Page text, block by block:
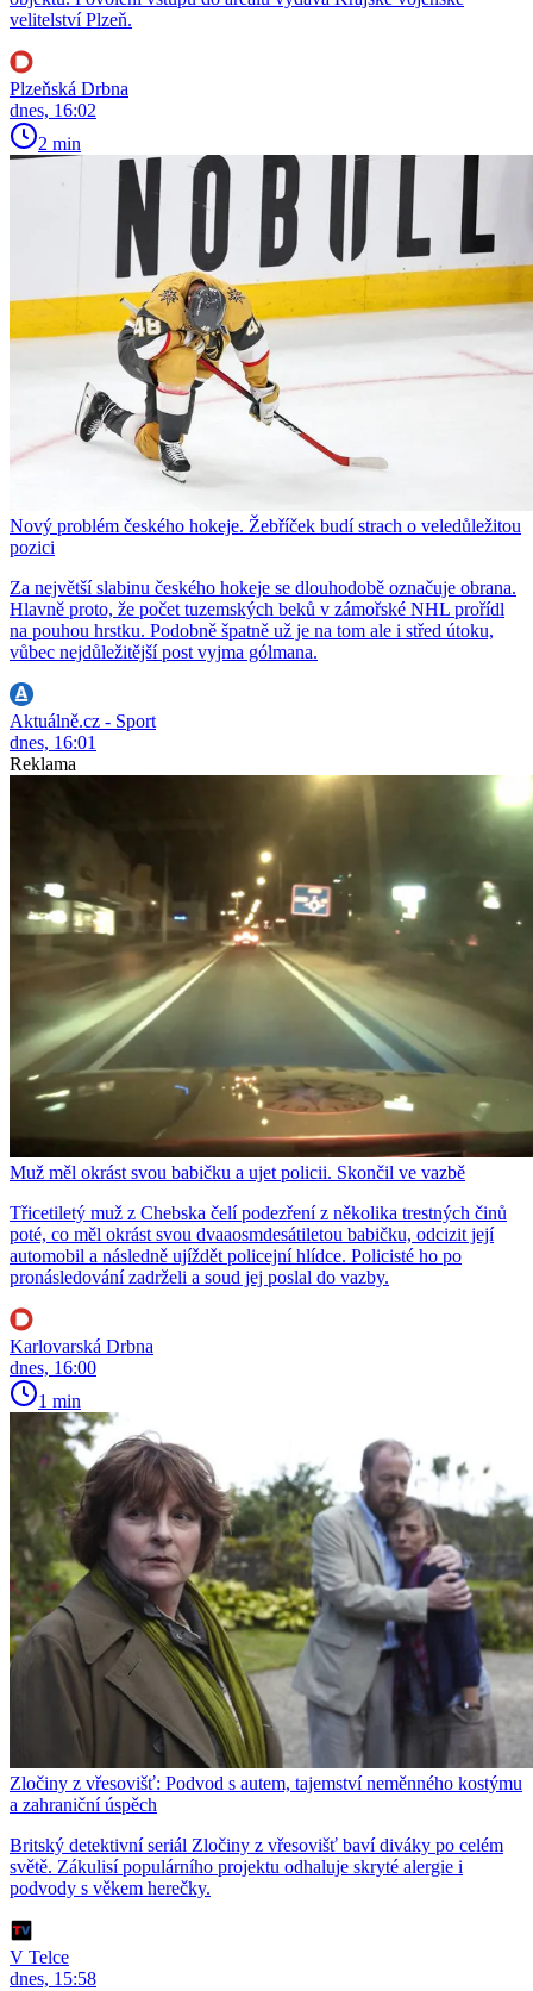
velitelství Plzeň.
Plzeňská Drbna
dnes, 16:02
2 min
Nový problém českého hokeje. Žebříček budí strach o veledůležitou
pozici
Za největší slabinu českého hokeje se dlouhodobě označuje obrana.
Hlavně proto, že počet tuzemských beků v zámořské NHL prořídl
na pouhou hrstku. Podobně špatně už je na tom ale i střed útoku,
vůbec nejdůležitější post vyjma gólmana.
Aktuálně.cz - Sport
dnes, 16:01
Reklama
Muž měl okrást svou babičku a ujet policii. Skončil ve vazbě
Třicetiletý muž z Chebska čelí podezření z několika trestných činů
poté, co měl okrást svou dvaaosmdesátiletou babičku, odcizit její
automobil a následně ujíždět policejní hlídce. Policisté ho po
pronásledování zadrželi a soud jej poslal do vazby.
Karlovarská Drbna
dnes, 16:00
1 min
Zločiny z vřesovišť: Podvod s autem, tajemství neměnného kostýmu
a zahraniční úspěch
Britský detektivní seriál Zločiny z vřesovišť baví diváky po celém
světě. Zákulisí populárního projektu odhaluje skryté alergie i
podvody s věkem herečky.
V Telce
dnes, 15:58